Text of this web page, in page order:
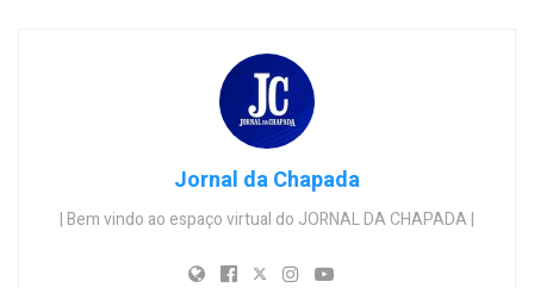
Jornal da Chapada
| Bem vindo ao espaço virtual do JORNAL DA CHAPADA |